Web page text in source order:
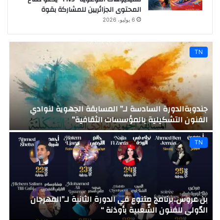
المحتوى الجزائريين للمشاركة بقوة
6 يوليو، 2026
TN
جندوبةالدورة السادسة لـ” المسابقة الجهوية لنوادي
الفنون التشكيلية بالمؤسسات الثقافية”
TN
بن عروس..برنامج متنوع في الدورة الثانية لـ”المهرجان
الدّولي للفنون الشّعبية بأوذنة “